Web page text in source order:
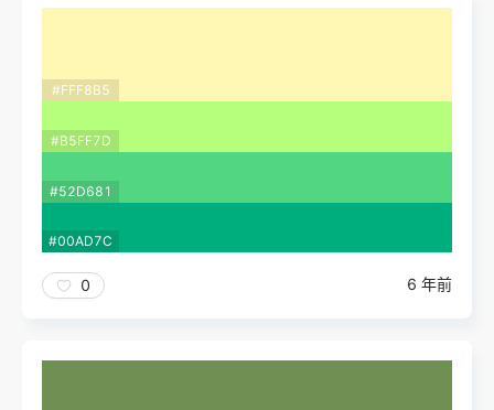
#FFF8B5
#B5FF7D
#52D681
#00AD7C
0 6 年前